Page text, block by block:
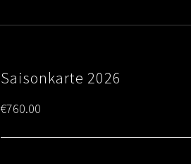
Saisonkarte 2026
€760.00